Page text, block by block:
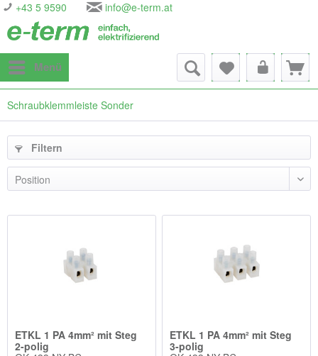
+43 5 9590 info@e-term.at
Menü
Schraubklemmleiste Sonder
Filtern
ETKL 1 PA 4mm² mit Steg
2-polig
ETKL 1 PA 4mm² mit Steg
3-polig